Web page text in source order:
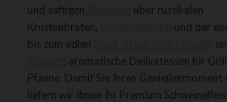
und saftigen
über rustikalen
Krustenbraten,
und der
bis zum edlen
aromatische Delikatessen für
Pfanne. Damit Sie Ihren Genießermoment
liefern wir Ihnen Ihr Premium